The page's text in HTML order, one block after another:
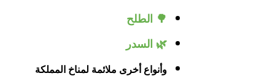
🌳 الطلح
🌿 السدر
وأنواع أخرى ملائمة لمناخ المملكة